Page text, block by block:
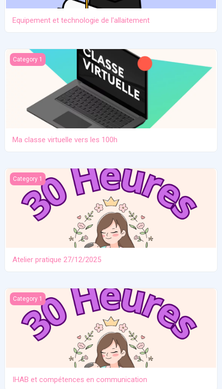
Equipement et technologie de l'allaitement
Ma classe virtuelle vers les 100h
Category 1
Ma classe virtuelle vers les 100h
Atelier pratique 27/12/2025
Category 1
Atelier pratique 27/12/2025
IHAB et compétences en communication
Category 1
IHAB et compétences en communication